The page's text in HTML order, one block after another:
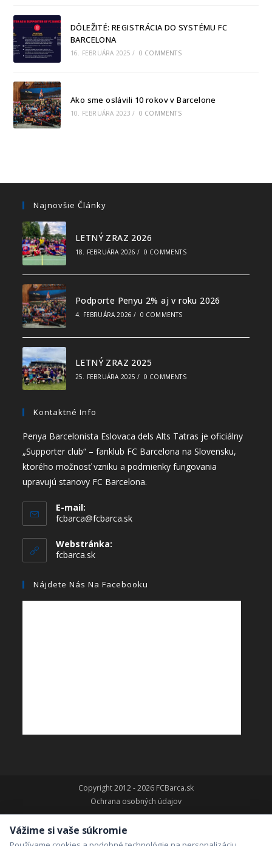
DÔLEŽITÉ: REGISTRÁCIA DO SYSTÉMU FC
BARCELONA
16. FEBRUÁRA 2025 / 0 COMMENTS
Ako sme oslávili 10 rokov v Barcelone
10. FEBRUÁRA 2023 / 0 COMMENTS
Najnovšie Články
LETNÝ ZRAZ 2026
18. FEBRUÁRA 2026 / 0 COMMENTS
Podporte Penyu 2% aj v roku 2026
4. FEBRUÁRA 2026 / 0 COMMENTS
LETNÝ ZRAZ 2025
25. FEBRUÁRA 2025 / 0 COMMENTS
Kontaktné Info
Penya Barcelonista Eslovaca dels Alts Tatras je oficiálny
„Supporter club“ – fanklub FC Barcelona na Slovensku,
ktorého možnosť vzniku a podmienky fungovania
upravujú stanovy FC Barcelona.
E-mail:
fcbarca@fcbarca.sk
Webstránka:
fcbarca.sk
Nájdete Nás Na Facebooku
Copyright 2012 - 2026 FCBarca.sk
Ochrana osobných údajov
Vážime si vaše súkromie